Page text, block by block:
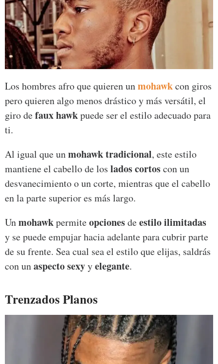
Los hombres afro que quieren unmohawkcon giros
pero quieren algo menos drástico y más versátil, el
giro defaux hawkpuede ser el estilo adecuado para
ti.
Al igual que unmohawk tradicional, este estilo
mantiene el cabello de los lados cortoscon un
desvanecimiento o un corte, mientras que el cabello
en la parte superior es más largo.
Unmohawkpermiteopcionesdeestilo ilimitadas
y se puede empujar hacia adelante para cubrir parte
de su frente. Sea cual sea el estilo que elijas, saldrás
con unaspecto sexyyelegante.
Trenzados Planos